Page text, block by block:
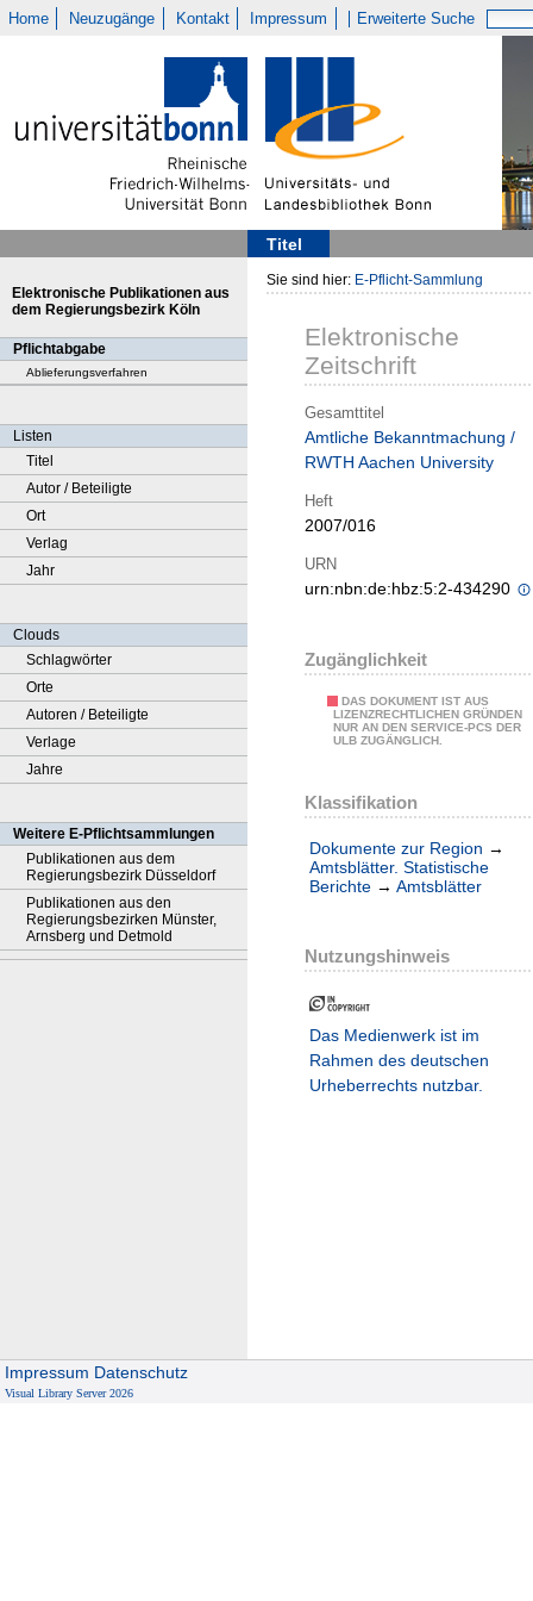
Home Neuzugänge Kontakt Impressum Erweiterte Suche
Titel
Elektronische Publikationen aus
dem Regierungsbezirk Köln
Pflichtabgabe
Ablieferungsverfahren
Listen
Titel
Autor / Beteiligte
Ort
Verlag
Jahr
Clouds
Schlagwörter
Orte
Autoren / Beteiligte
Verlage
Jahre
Weitere E-Pflichtsammlungen
Publikationen aus dem
Regierungsbezirk Düsseldorf
Publikationen aus den
Regierungsbezirken Münster,
Arnsberg und Detmold
Sie sind hier: E-Pflicht-Sammlung
Elektronische
Zeitschrift
Gesamttitel
Amtliche Bekanntmachung /
RWTH Aachen University
Heft
2007/016
URN
urn:nbn:de:hbz:5:2-434290
Zugänglichkeit
DAS DOKUMENT IST AUS
LIZENZRECHTLICHEN GRÜNDEN
NUR AN DEN SERVICE-PCS DER
ULB ZUGÄNGLICH.
Klassifikation
Dokumente zur Region →
Amtsblätter. Statistische
Berichte → Amtsblätter
Nutzungshinweis
Das Medienwerk ist im
Rahmen des deutschen
Urheberrechts nutzbar.
Impressum Datenschutz
Visual Library Server 2026